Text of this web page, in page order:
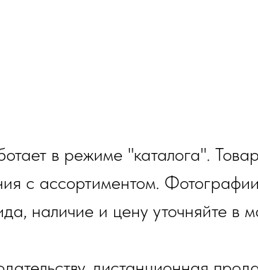
в режиме "каталога".
с ассортиментом.
наличие и цену уточняйте в